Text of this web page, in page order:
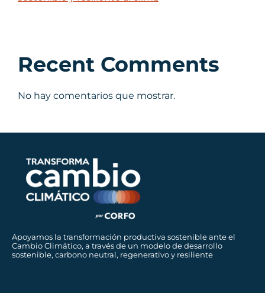
Recent Comments
No hay comentarios que mostrar.
Apoyamos la transformación productiva sostenible ante el
Cambio Climático, a través de un modelo de desarrollo
sostenible, carbono neutral, regenerativo y resiliente